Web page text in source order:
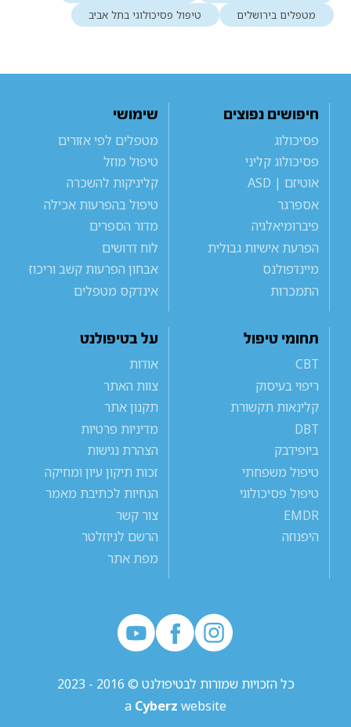
מטפלים בירושלים
טיפול פסיכולוגי בתל אביב
חיפושים נפוצים
פסיכולוג
פסיכולוג קליני
אוטיזם | ASD
אספרגר
פיברומיאלגיה
הפרעת אישיות גבולית
מיינדפולנס
התמכרות
שימושי
מטפלים לפי אזורים
טיפול מוזל
קליניקות להשכרה
טיפול בהפרעות אכילה
מדור הספרים
לוח דרושים
אבחון הפרעות קשב וריכוז
אינדקס מטפלים
תחומי טיפול
CBT
ריפוי בעיסוק
קלינאות תקשורת
DBT
ביופידבק
טיפול משפחתי
טיפול פסיכולוגי
EMDR
היפנוזה
על בטיפולנט
אודות
צוות האתר
תקנון אתר
מדיניות פרטיות
הצהרת נגישות
זכות תיקון עיון ומחיקה
הנחיות לכתיבת מאמר
צור קשר
הרשם לניוזלטר
מפת אתר
כל הזכויות שמורות לבטיפולנט © 2016 - 2023
a Cyberz website